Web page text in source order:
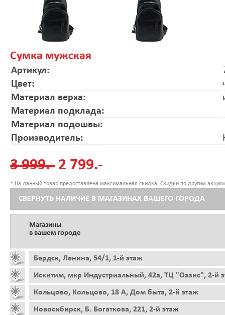
Сумка мужская
Артикул:
Цвет:
Материал верха:
Материал подклада:
Материал подошвы:
Производитель:
3 999.- 2 799.-
* На данный товар предоставлена максимальная скидка. Скидки по другим
СВЕРНУТЬ НАЛИЧИЕ В МАГАЗИНАХ ВАШЕГО ГОРОДА
Магазины
в вашем городе
Бердск, Ленина, 54/1, 1-й этаж
Искитим, мкр Индустриальный, 42а, ТЦ "Оазис", 2-й
Кольцово, Кольцово, 18 А, Дом быта, 2-й этаж
Новосибирск, Б. Богаткова, 221, 2-й этаж